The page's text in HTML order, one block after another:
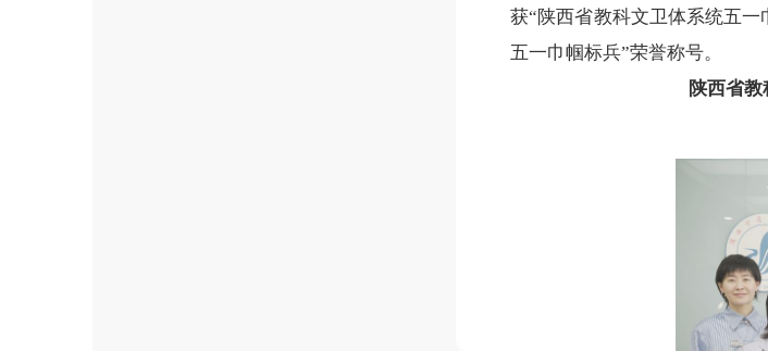
获“陕西省教科文卫体系统五
五一巾帼标兵”荣誉称号。
陕西省